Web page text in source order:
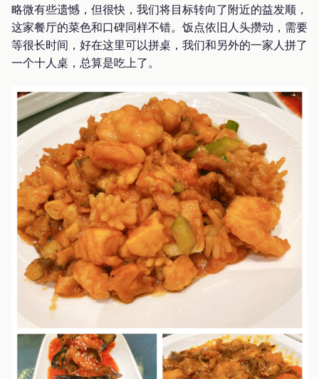
略微有些遗憾，但很快，我们将目标转向了附近的益发顺，
这家餐厅的菜色和口碑同样不错。饭点依旧人头攒动，需要
等很长时间，好在这里可以拼桌，我们和另外的一家人拼了
一个十人桌，总算是吃上了。